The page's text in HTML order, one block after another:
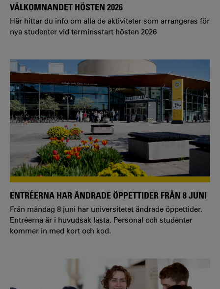
VÄLKOMNANDET HÖSTEN 2026
Här hittar du info om alla de aktiviteter som arrangeras för
nya studenter vid terminsstart hösten 2026
ENTRÉERNA HAR ÄNDRADE ÖPPETTIDER FRÅN 8 JUNI
Från måndag 8 juni har universitetet ändrade öppettider.
Entréerna är i huvudsak låsta. Personal och studenter
kommer in med kort och kod.